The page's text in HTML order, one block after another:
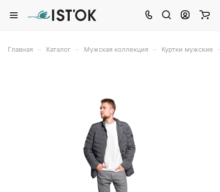
Главная Каталог Мужская коллекция Куртки мужские